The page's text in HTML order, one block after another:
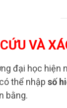
VÀ
đại học hiện
thể nhập số
bằng.​